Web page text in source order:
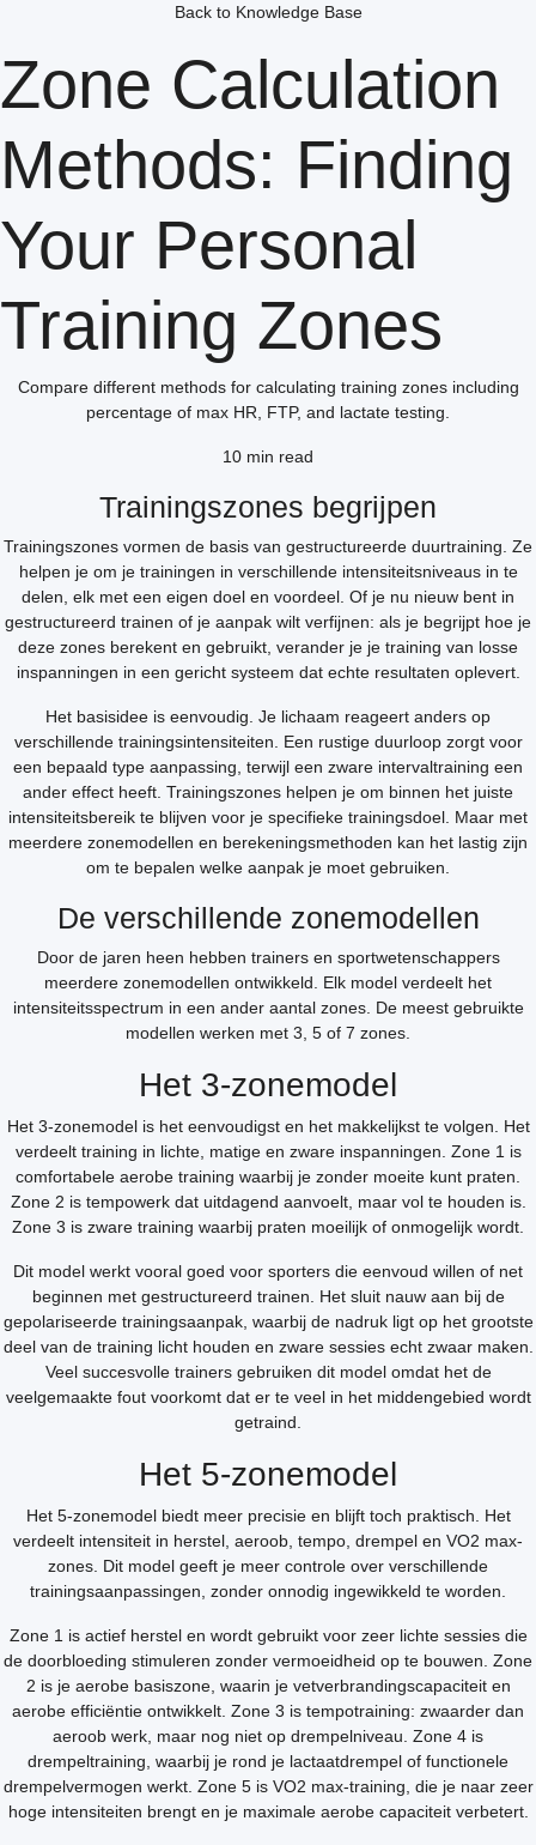
Back to Knowledge Base
Zone Calculation
Methods: Finding
Your Personal
Training Zones
Compare different methods for calculating training zones including
percentage of max HR, FTP, and lactate testing.
10 min read
Trainingszones begrijpen
Trainingszones vormen de basis van gestructureerde duurtraining. Ze
helpen je om je trainingen in verschillende intensiteitsniveaus in te
delen, elk met een eigen doel en voordeel. Of je nu nieuw bent in
gestructureerd trainen of je aanpak wilt verfijnen: als je begrijpt hoe je
deze zones berekent en gebruikt, verander je je training van losse
inspanningen in een gericht systeem dat echte resultaten oplevert.
Het basisidee is eenvoudig. Je lichaam reageert anders op
verschillende trainingsintensiteiten. Een rustige duurloop zorgt voor
een bepaald type aanpassing, terwijl een zware intervaltraining een
ander effect heeft. Trainingszones helpen je om binnen het juiste
intensiteitsbereik te blijven voor je specifieke trainingsdoel. Maar met
meerdere zonemodellen en berekeningsmethoden kan het lastig zijn
om te bepalen welke aanpak je moet gebruiken.
De verschillende zonemodellen
Door de jaren heen hebben trainers en sportwetenschappers
meerdere zonemodellen ontwikkeld. Elk model verdeelt het
intensiteitsspectrum in een ander aantal zones. De meest gebruikte
modellen werken met 3, 5 of 7 zones.
Het 3-zonemodel
Het 3-zonemodel is het eenvoudigst en het makkelijkst te volgen. Het
verdeelt training in lichte, matige en zware inspanningen. Zone 1 is
comfortabele aerobe training waarbij je zonder moeite kunt praten.
Zone 2 is tempowerk dat uitdagend aanvoelt, maar vol te houden is.
Zone 3 is zware training waarbij praten moeilijk of onmogelijk wordt.
Dit model werkt vooral goed voor sporters die eenvoud willen of net
beginnen met gestructureerd trainen. Het sluit nauw aan bij de
gepolariseerde trainingsaanpak, waarbij de nadruk ligt op het grootste
deel van de training licht houden en zware sessies echt zwaar maken.
Veel succesvolle trainers gebruiken dit model omdat het de
veelgemaakte fout voorkomt dat er te veel in het middengebied wordt
getraind.
Het 5-zonemodel
Het 5-zonemodel biedt meer precisie en blijft toch praktisch. Het
verdeelt intensiteit in herstel, aeroob, tempo, drempel en VO2 max-
zones. Dit model geeft je meer controle over verschillende
trainingsaanpassingen, zonder onnodig ingewikkeld te worden.
Zone 1 is actief herstel en wordt gebruikt voor zeer lichte sessies die
de doorbloeding stimuleren zonder vermoeidheid op te bouwen. Zone
2 is je aerobe basiszone, waarin je vetverbrandingscapaciteit en
aerobe efficiëntie ontwikkelt. Zone 3 is tempotraining: zwaarder dan
aeroob werk, maar nog niet op drempelniveau. Zone 4 is
drempeltraining, waarbij je rond je lactaatdrempel of functionele
drempelvermogen werkt. Zone 5 is VO2 max-training, die je naar zeer
hoge intensiteiten brengt en je maximale aerobe capaciteit verbetert.